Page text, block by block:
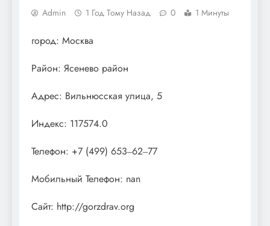
Admin 1 Год Тому Назад 0 1 Минуты
город: Москва
Район: Ясенево район
Адрес: Вильнюсская улица, 5
Индекс: 117574.0
Телефон: +7 (499) 653‒62‒77
Мобильный Телефон: nan
Сайт: http://gorzdrav.org